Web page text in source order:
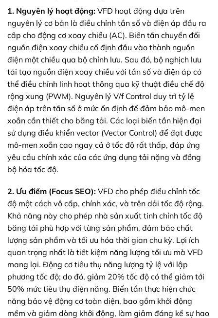
1. Nguyên lý hoạt động: VFD hoạt động dựa trên
nguyên lý cơ bản là điều chỉnh tần số và điện áp đầu ra
cấp cho động cơ xoay chiều (AC). Biến tần chuyển đổi
nguồn điện xoay chiều cố định đầu vào thành nguồn
điện một chiều qua bộ chỉnh lưu. Sau đó, bộ nghịch lưu
tái tạo nguồn điện xoay chiều với tần số và điện áp có
thể điều chỉnh linh hoạt thông qua kỹ thuật điều chế độ
rộng xung (PWM). Nguyên lý V/f Control duy trì tỷ lệ
điện áp trên tần số ở mức ổn định để đảm bảo mô-men
xoắn cần thiết cho băng tải. Các loại biến tần hiện đại
sử dụng điều khiển vector (Vector Control) để đạt được
mô-men xoắn cao ngay cả ở tốc độ rất thấp, đáp ứng
yêu cầu chính xác của các ứng dụng tải nặng và đồng
bộ hóa tốc độ.
2. Ưu điểm (Focus SEO): VFD cho phép điều chỉnh tốc
độ một cách vô cấp, chính xác, và trên dải tốc độ rộng.
Khả năng này cho phép nhà sản xuất tinh chỉnh tốc độ
băng tải phù hợp với từng sản phẩm, đảm bảo chất
lượng sản phẩm và tối ưu hóa thời gian chu kỳ. Lợi ích
quan trọng nhất là tiết kiệm năng lượng tối ưu mà VFD
mang lại. Động cơ tiêu thụ năng lượng tỷ lệ với lập
phương tốc độ; do đó, giảm 20% tốc độ có thể giảm tới
50% mức tiêu thụ điện năng. Biến tần thực hiện chức
năng bảo vệ động cơ toàn diện, bao gồm khởi động
mềm và giảm dòng khởi động, làm giảm đáng kể sự hao